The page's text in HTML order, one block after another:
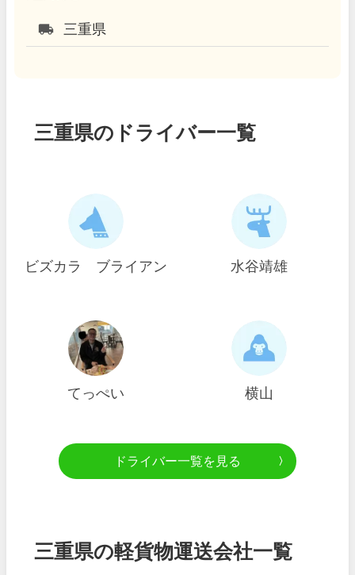
local_shipping 三重県
三重県のドライバー一覧
ビズカラ ブライアン 水谷靖雄
てっぺい 横山
ドライバー一覧を見る
三重県の軽貨物運送会社一覧